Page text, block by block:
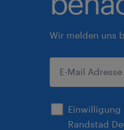
Wir melden uns
Einwilligung
Randstad
anmelden